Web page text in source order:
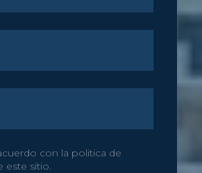
con la politica de
este sitio.